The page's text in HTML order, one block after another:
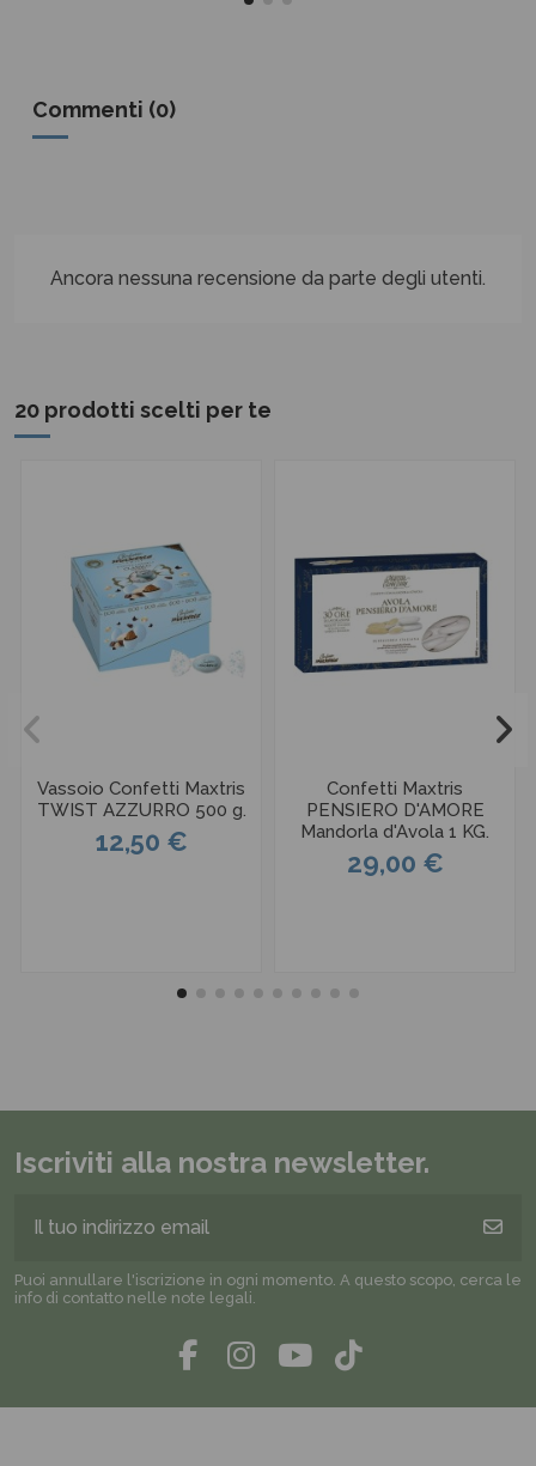
Commenti (0)
Ancora nessuna recensione da parte degli utenti.
20 prodotti scelti per te
Vassoio Confetti Maxtris
TWIST AZZURRO 500 g.
12,50 €
Confetti Maxtris
PENSIERO D'AMORE
Mandorla d'Avola 1 KG.
29,00 €
Iscriviti alla nostra newsletter.
Puoi annullare l'iscrizione in ogni momento. A questo scopo, cerca le
info di contatto nelle note legali.